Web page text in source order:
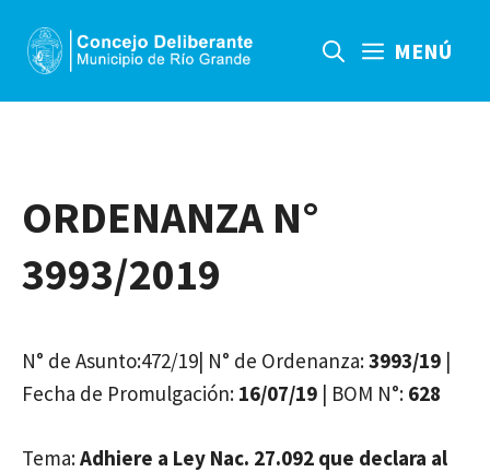
contenido
MENÚ
ORDENANZA N°
3993/2019
N° de Asunto:472/19| N° de Ordenanza:3993/19 |
Fecha de Promulgación: 16/07/19 | BOM N°: 628
Tema:Adhiere a Ley Nac. 27.092 que declara al